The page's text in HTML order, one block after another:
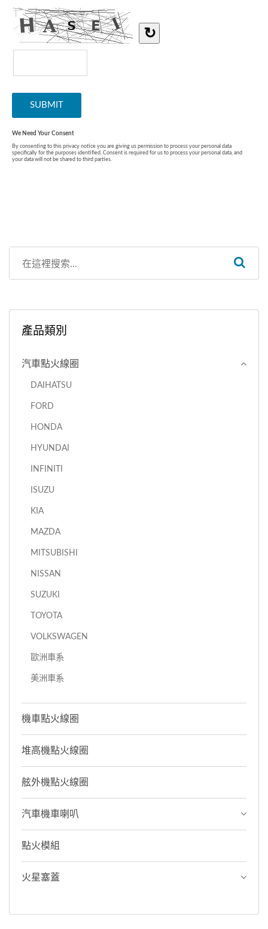
產品類別
汽車點火線圈
DAIHATSU
FORD
HONDA
HYUNDAI
INFINITI
ISUZU
KIA
MAZDA
MITSUBISHI
NISSAN
SUZUKI
TOYOTA
VOLKSWAGEN
歐洲車系
美洲車系
機車點火線圈
堆高機點火線圈
舷外機點火線圈
汽車機車喇叭
點火模組
火星塞蓋